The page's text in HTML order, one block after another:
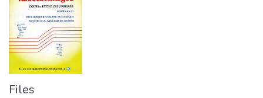
Files